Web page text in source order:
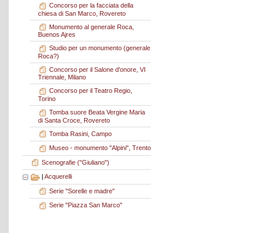
Concorso per la facciata della
chiesa di San Marco, Rovereto
Monumento al generale Roca,
Buenos Ajres
Studio per un monumento (generale
Roca?)
Concorso per il Salone d'onore, VI
Triennale, Milano
Concorso per il Teatro Regio,
Torino
Tomba suore Beata Vergine Maria
di Santa Croce, Rovereto
Tomba Rasini, Campo
Museo - monumento "Alpini", Trento
Scenografie ("Giuliano")
Acquerelli
Serie "Sorelle e madre"
Serie "Piazza San Marco"